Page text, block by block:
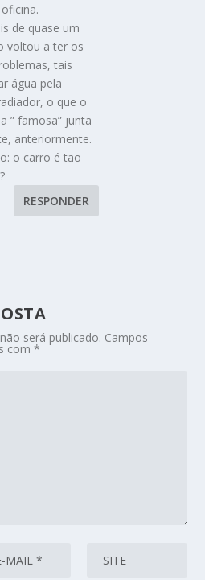
de quase um
voltou a ter os
tais
água pela
o que o
” famosa” junta
anteriormente.
o carro é tão
RESPONDER
será publicado. Campos
com*